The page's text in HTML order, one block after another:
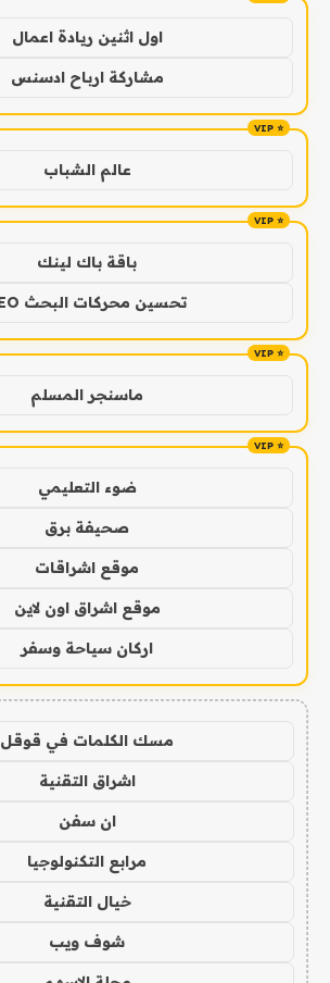
اول اثنين ريادة اعمال
مشاركة ارباح ادسنس
عالم الشباب
باقة باك لينك
تحسين محركات البحث SEO
ماسنجر المسلم
ضوء التعليمي
صحيفة برق
موقع اشراقات
موقع اشراق اون لاين
اركان سياحة وسفر
مسك الكلمات في قوقل
اشراق التقنية
ان سفن
مرابع التكنولوجيا
خيال التقنية
شوف ويب